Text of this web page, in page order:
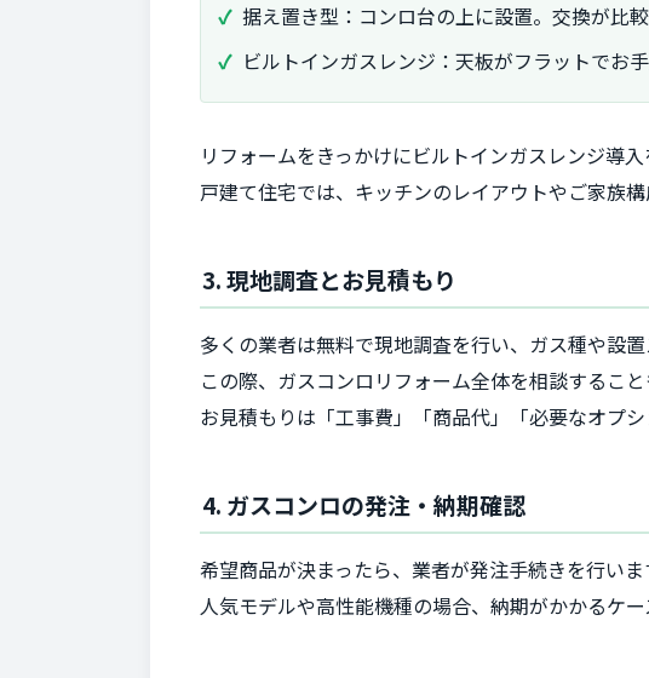
据え置き型：コンロ台の上に設置。交換が比較
ビルトインガスレンジ：天板がフラットでお
リフォームをきっかけにビルトインガスレンジ導入
戸建て住宅では、キッチンのレイアウトやご家族
3. 現地調査とお見積もり
多くの業者は無料で現地調査を行い、ガス種や設
この際、ガスコンロリフォーム全体を相談すること
お見積もりは「工事費」「商品代」「必要なオプ
4. ガスコンロの発注・納期確認
希望商品が決まったら、業者が発注手続きを行いま
人気モデルや高性能機種の場合、納期がかかるケ